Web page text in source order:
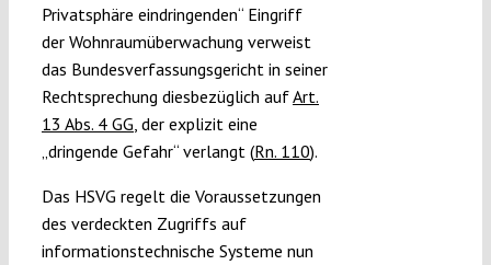
Privatsphäre eindringenden“ Eingriff
der Wohnraumüberwachung verweist
das Bundesverfassungsgericht in seiner
Rechtsprechung diesbezüglich aufArt.
13 Abs. 4 GG, der explizit eine
„dringende Gefahr“ verlangt (Rn. 110).
Das HSVG regelt die Voraussetzungen
des verdeckten Zugriffs auf
informationstechnische Systeme nun